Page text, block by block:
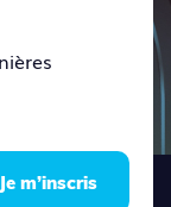
Je m’inscris